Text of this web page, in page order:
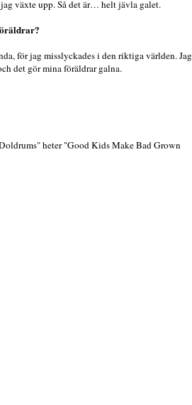
jag växte upp. Så det är… helt jävla galet.
för jag misslyckades i den riktiga världen. Jag
det gör mina föräldrar galna.
heter "Good Kids Make Bad Grown